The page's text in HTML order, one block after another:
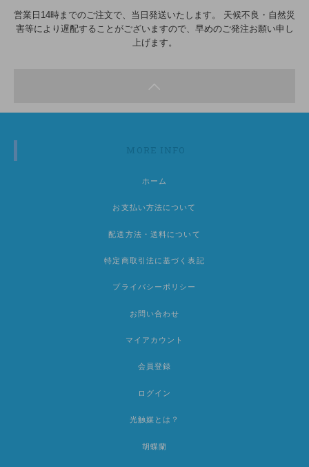
営業日14時までのご注文で、当日発送いたします。 天候不良・自然災
害等により遅配することがございますので、早めのご発注お願い申し
上げます。
MORE INFO
ホーム
お支払い方法について
配送方法・送料について
特定商取引法に基づく表記
プライバシーポリシー
お問い合わせ
マイアカウント
会員登録
ログイン
光触媒とは？
胡蝶蘭